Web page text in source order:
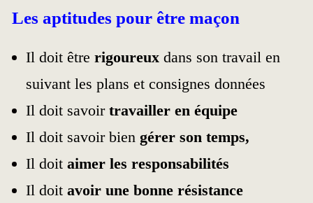
Les aptitudes pour être maçon
Il doit être rigoureux dans son travail en
suivant les plans et consignes données
Il doit savoir travailler en équipe
Il doit savoir bien gérer son temps,
Il doit aimer les responsabilités
Il doit avoir une bonne résistance